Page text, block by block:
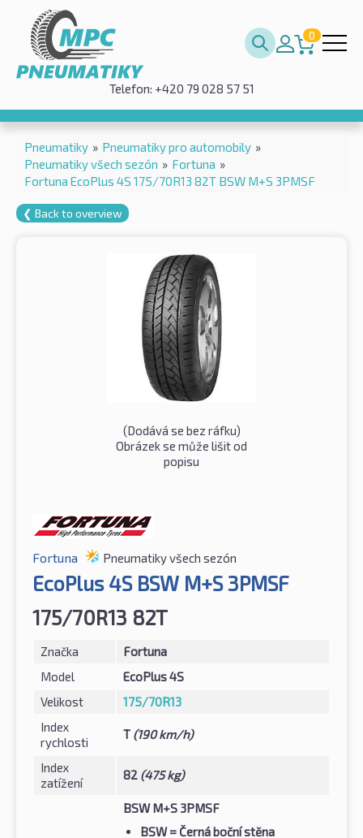
0
Telefon: +420 79 028 57 51
Pneumatiky » Pneumatiky pro automobily »
Pneumatiky všech sezón » Fortuna »
Fortuna EcoPlus 4S 175/70R13 82T BSW M+S 3PMSF
❮ Back to overview
(Dodává se bez ráfku)
Obrázek se může lišit od
popisu
Fortuna Pneumatiky všech sezón
EcoPlus 4S BSW M+S 3PMSF
175/70R13 82T
Značka
Fortuna
Model
EcoPlus 4S
Velikost
175/70R13
Index
rychlosti
T (190 km/h)
Index
zatížení
82 (475 kg)
BSW M+S 3PMSF
BSW= Černá boční stěna